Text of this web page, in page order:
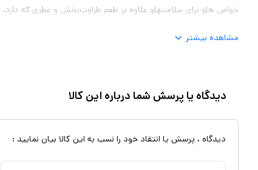
خواص هلو برای سلامتیهلو علاوه بر طعم طراوت‌بخش و عطری که دارد،
کیفیت محصولات درجای خشک و خنک نگهداری شود دور از نور
مشاهده بیشتر
دیدگاه یا پرسش شما درباره این کالا
دیدگاه ، پرسش یا انتقاد خود را نسب به این کالا بیان نمایید :